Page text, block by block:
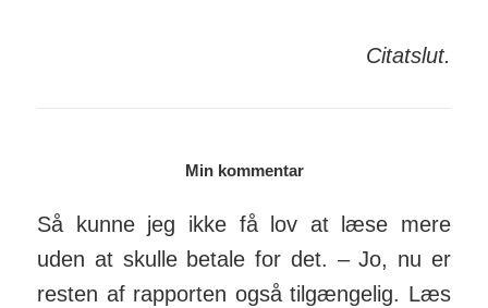
Citatslut.
Min kommentar
Så kunne jeg ikke få lov at læse mere
uden at skulle betale for det. – Jo, nu er
resten af rap­porten også til­gæng­elig. Læs